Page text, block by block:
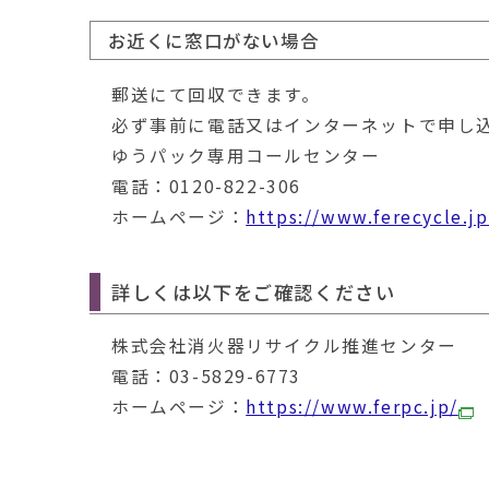
お近くに窓口がない場合
郵送にて回収できます。
必ず事前に電話又はインターネットで申し
ゆうパック専用コールセンター
電話：0120-822-306
ホームページ： https://
詳しくは以下をご確認ください
株式会社消火器リサイクル推進センター
電話：03-5829-6773
ホームページ： https://www.ferpc.jp/